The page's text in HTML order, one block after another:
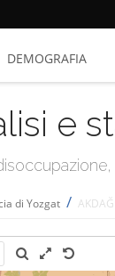
DEMOGRAFIA
e
di Yozgat /